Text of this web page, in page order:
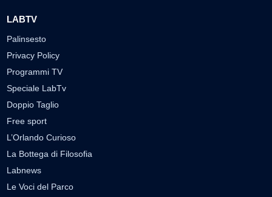
LABTV
Palinsesto
Privacy Policy
Programmi TV
Speciale LabTv
Doppio Taglio
Free sport
L’Orlando Curioso
La Bottega di Filosofia
Labnews
Le Voci del Parco